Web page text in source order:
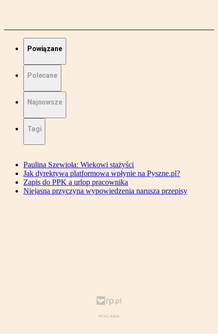
Powiązane
Polecane
Najnowsze
Tagi
Paulina Szewioła: Wiekowi stażyści
Jak dyrektywa platformowa wpłynie na Pyszne.pl?
Zapis do PPK a urlop pracownika
Niejasna przyczyna wypowiedzenia narusza przepisy